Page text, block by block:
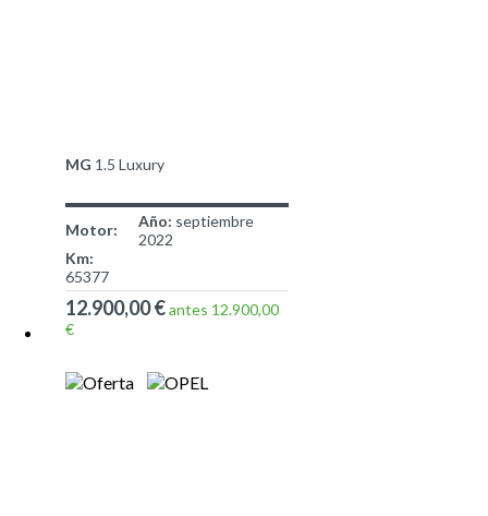
MG 1.5 Luxury
Motor: Año: septiembre
2022
Km:
65377
12.900,00 €antes 12.900,00
€